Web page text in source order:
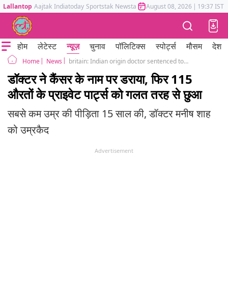
Lallantop Aajtak Indiatoday Sportstak Newstak Mumbai Tak Astrotak
August 08, 2026 | 19:37 IST
होम लेटेस्ट न्यूज़ चुनाव पॉलिटिक्स स्पोर्ट्स मौसम देश
Home News britain: Indian origin doctor sentenced to life term in london, for 115 sexual offences
डॉक्टर ने कैंसर के नाम पर डराया, फिर 115
औरतों के प्राइवेट पार्ट्स को गलत तरह से छुआ
सबसे कम उम्र की पीड़िता 15 साल की, डॉक्टर मनीष शाह
को उम्रकैद
Advertisement